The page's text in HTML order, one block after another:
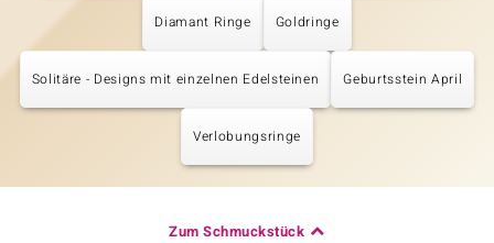
Diamant Ringe Goldringe
Solitäre - Designs mit einzelnen Edelsteinen Geburtsstein April
Verlobungsringe
Zum Schmuckstück